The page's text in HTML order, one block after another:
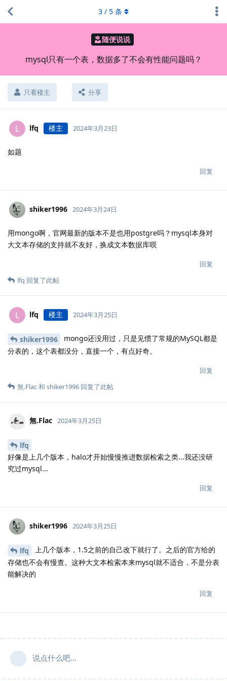
随便说说
mysql只有一个表，数据多了不会有性能问题吗？
只看楼主 分享
3 / 5 条
L lfq 楼主 2024年3月23日
如题
回复
shiker1996 2024年3月24日
用mongo啊，官网最新的版本不是也用postgre吗？mysql本身对
大文本存储的支持就不友好，换成文本数据库呗
回复
lfq 回复了此帖
L lfq 楼主 2024年3月25日
shiker1996
mongo还没用过，只是见惯了常规的MySQL都是
分表的，这个表都没分，直接一个，有点好奇。
回复
無.​Flac和 shiker1996 回复了此帖
無.​Flac 2024年3月25日
lfq
好像是上几个版本，halo才开始慢慢推进数据检索之类...我还没研
究过mysql...
回复
shiker1996 2024年3月25日
lfq
上几个版本，1.5之前的自己改下就行了。之后的官方给的
存储也不会有慢查。这种大文本检索本来mysql就不适合，不是分表
能解决的
回复
说点什么吧...